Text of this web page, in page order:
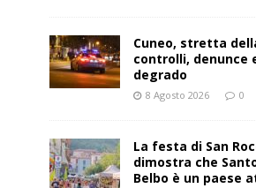
Cuneo, stretta
controlli, denunce
degrado
8 Agosto 2026 0
La festa di San
dimostra che
Belbo è un paese